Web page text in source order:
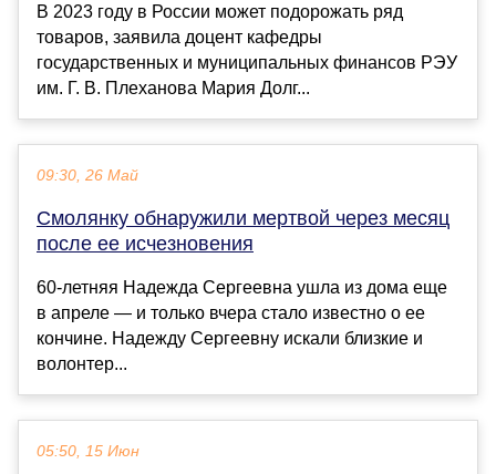
В 2023 году в России может подорожать ряд
товаров, заявила доцент кафедры
государственных и муниципальных финансов РЭУ
им. Г. В. Плеханова Мария Долг...
09:30, 26 Май
Смолянку обнаружили мертвой через месяц
после ее исчезновения
60-летняя Надежда Сергеевна ушла из дома еще
в апреле — и только вчера стало известно о ее
кончине. Надежду Сергеевну искали близкие и
волонтер...
05:50, 15 Июн